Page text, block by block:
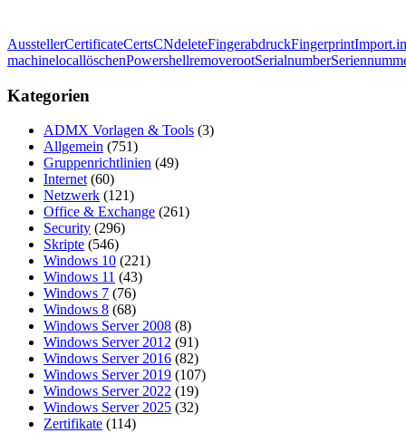
AusstellerCertificateCertsCNdeleteFingerabdruckFingerprint
machinelocallöschenPowershellremoverootSerialnumber
Kategorien
ADMX Vorlagen & Tools (3)
Allgemein (751)
Gruppenrichtlinien (49)
Internet (60)
Netzwerk (121)
Office & Exchange (261)
Security (296)
Skripte (546)
Windows 10 (221)
Windows 11 (43)
Windows 7 (76)
Windows 8 (68)
Windows Server 2008 (8)
Windows Server 2012 (91)
Windows Server 2016 (82)
Windows Server 2019 (107)
Windows Server 2022 (19)
Windows Server 2025 (32)
Zertifikate (114)